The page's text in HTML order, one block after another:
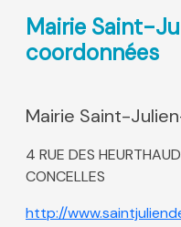
Mairie Saint-
coordonnées
Mairie Saint-
4 RUE DES
CONCELLES
http://